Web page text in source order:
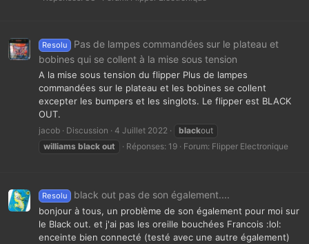
Resolu
Pas de lampes commandées sur le plateau et
bobines qui se collent à la mise sous tension
A la mise sous tension du flipper Plus de lampes
commandées sur le plateau et les bobines se collent
excepter les bumpers et les singlots. Le flipper est BLACK
OUT.
jacob Discussion 4 Juillet 2022 blackout
williams black out Réponses: 19 Forum: Flipper Electronique
Resolu black out pas de son également....
bonjour à tous, un problème de son également pour moi sur
le Black out. et j'ai pas les oreille bouchées Francois :lol:
enceinte bien connecté (testé avec une autre également)